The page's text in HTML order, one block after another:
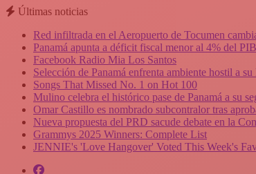
Últimas noticias
Red infiltrada en el Aeropuerto de Tocumen
Panamá apunta a déficit fiscal menor al 4% del
Facebook Radio Mia Los Santos
Selección de Panamá enfrenta ambiente hostil a
Songs That Missed No. 1 on Hot 100
Mulino celebra el histórico pase de Panamá a su
Omar Castillo es nombrado subcontralor tras
Nueva propuesta del PRD sacude debate en la
Grammys 2025 Winners: Complete List
JENNIE's 'Love Hangover' Voted This Week's